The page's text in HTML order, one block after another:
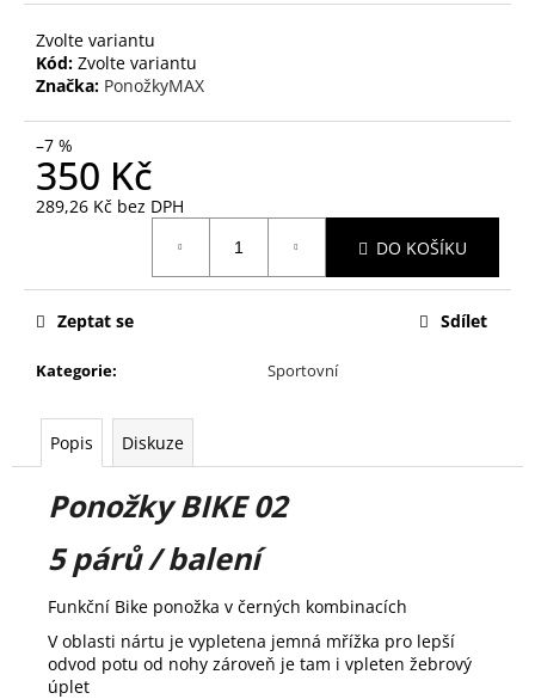
Zvolte variantu
Kód: Zvolte variantu
Značka: PonožkyMAX
–7 %
350 Kč
289,26 Kč bez DPH
DO KOŠÍKU
Kategorie: Sportovní
Zeptat se Sdílet
Popis Diskuze
Ponožky BIKE 02
5 párů / balení
Funkční Bike ponožka v černých kombinacích
V oblasti nártu je vypletena jemná mřížka pro lepší
odvod potu od nohy zároveň je tam i vpleten žebrový
úplet